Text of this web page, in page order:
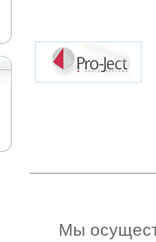
Мы